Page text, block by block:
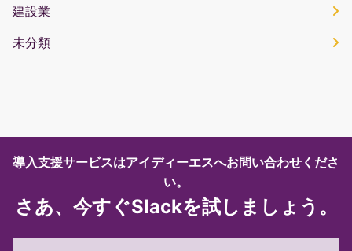
建設業
未分類
導入支援サービスはアイディーエスへお問い合わせくださ
い。
さあ、今すぐSlackを試しましょう。